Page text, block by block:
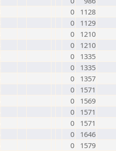
0
1128
0
1129
0
1210
0
1210
0
1335
0
1335
0
1357
0
1571
0
1569
0
1571
0
1571
0
1646
0
1579